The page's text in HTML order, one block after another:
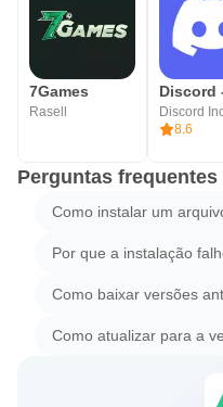
7Games
Rasell
Discord
8.6
Perguntas
Como instalar um
Por que a instalação
Como baixar versões
Como atualizar para a